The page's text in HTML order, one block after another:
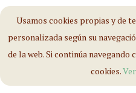
Usamos cookies propias y de
personalizada según su
de la web. Si continúa navegando
cookies.